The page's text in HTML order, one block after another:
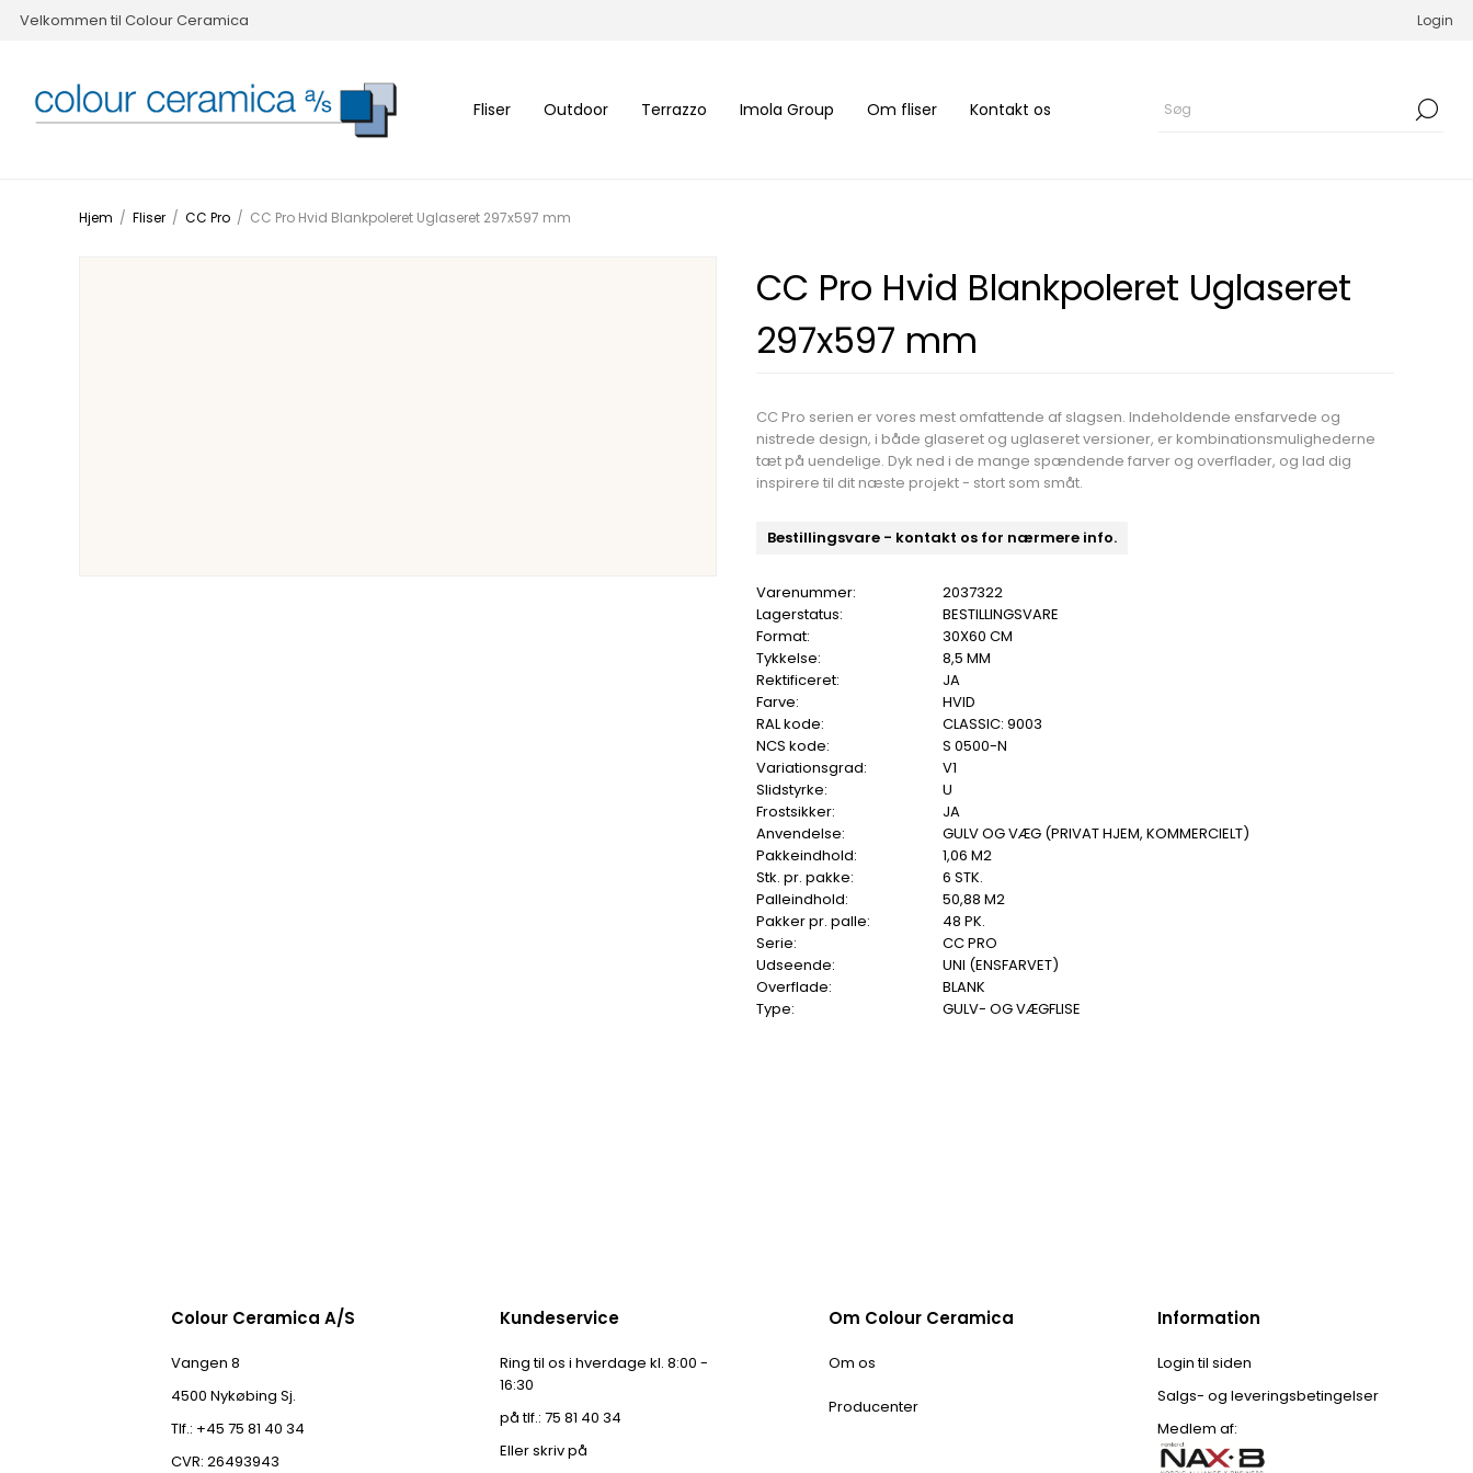
Velkommen til Colour Ceramica Login
Fliser Outdoor Terrazzo Imola Group Om fliser Kontakt os
Hjem / Fliser / CC Pro / CC Pro Hvid Blankpoleret Uglaseret 297x597 mm
CC Pro Hvid Blankpoleret Uglaseret
297x597 mm
CC Pro serien er vores mest omfattende af slagsen. Indeholdende ensfarvede og
nistrede design, i både glaseret og uglaseret versioner, er kombinationsmulighederne
tæt på uendelige. Dyk ned i de mange spændende farver og overflader, og lad dig
inspirere til dit næste projekt - stort som småt.
Bestillingsvare - kontakt os for nærmere info.
Varenummer:
2037322
Lagerstatus:
BESTILLINGSVARE
Format:
30X60 CM
Tykkelse:
8,5 MM
Rektificeret:
JA
Farve:
HVID
RAL kode:
CLASSIC: 9003
NCS kode:
S 0500-N
Variationsgrad:
V1
Slidstyrke:
U
Frostsikker:
JA
Anvendelse:
GULV OG VÆG (PRIVAT HJEM, KOMMERCIELT)
Pakkeindhold:
1,06 M2
Stk. pr. pakke:
6 STK.
Palleindhold:
50,88 M2
Pakker pr. palle:
48 PK.
Serie:
CC PRO
Udseende:
UNI (ENSFARVET)
Overflade:
BLANK
Type:
GULV- OG VÆGFLISE
Colour Ceramica A/S
Vangen 8
4500 Nykøbing Sj.
Tlf.: +45 75 81 40 34
CVR: 26493943
Kundeservice
Ring til os i hverdage kl. 8:00 -
16:30
på tlf.: 75 81 40 34
Eller skriv på
Om Colour Ceramica
Om os
Producenter
Information
Login til siden
Salgs- og leveringsbetingelser
Medlem af: